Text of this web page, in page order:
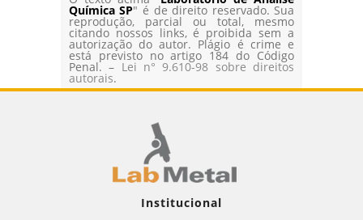
Química SP" é de direito reservado. Sua
reprodução, parcial ou total, mesmo
citando nossos links, é proibida sem a
autorização do autor. Plágio é crime e
está previsto no artigo 184 do Código
Penal. – Lei n° 9.610-98 sobre direitos
autorais.
Institucional